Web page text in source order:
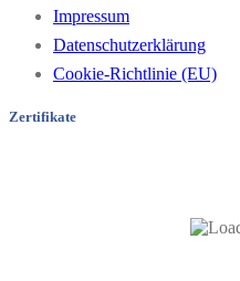
Impressum
Datenschutzerklärung
Cookie-Richtlinie (EU)
Zertifikate